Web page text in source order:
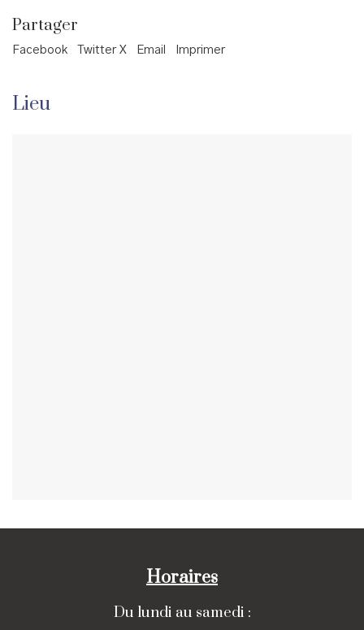
Partager
Facebook Twitter X Email Imprimer
Lieu
Horaires
Du lundi au samedi :